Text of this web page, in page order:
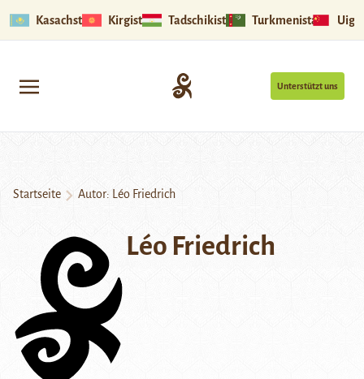
Kasachstan Kirgistan Tadschikistan Turkmenistan
Unterstützt uns
Startseite Autor: Léo Friedrich
Léo Friedrich